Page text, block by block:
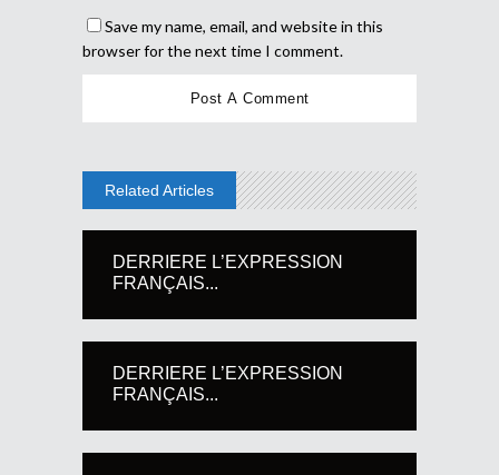
Save my name, email, and website in this
browser for the next time I comment.
Related Articles
DERRIERE L’EXPRESSION
FRANÇAIS...
DERRIERE L’EXPRESSION
FRANÇAIS...